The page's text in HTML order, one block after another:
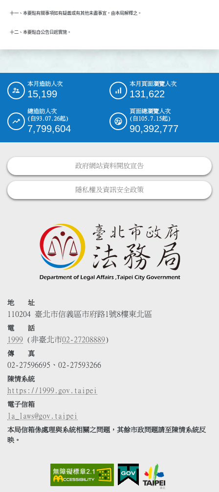
十一、本要點有關事項如有疑義或有其他未盡事宜，由本局解釋之。
十二、本要點自公告日起實施。
::: 本月造訪人次
15,199
本月頁面瀏覽人次
131,622
總造訪人次
(自93.07.26起)
7,799,604
頁面總瀏覽人次
(自105.7.15起)
90,392,777
政府網站資料開放宣告
隱私權及資訊安全政策
地 址
110204 臺北市信義區市府路1號8樓東北區
電 話
1999 (非臺北市02-27208889)
傳 真
02-27596695、02-27593266
陳情系統
https://1999.gov.taipei
電子信箱
la_laws@gov.taipei
本局信箱係處理與系統相關之問題，其餘市政問題請至陳情系統反
映。